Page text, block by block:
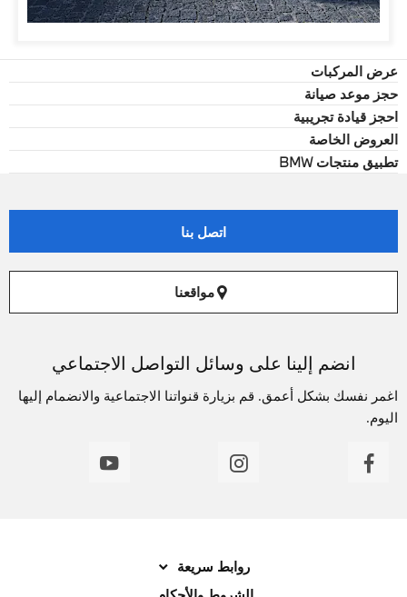
عرض المركبات
حجز موعد صيانة
احجز قيادة تجريبية
العروض الخاصة
تطبيق منتجات BMW
اتصل بنا
مواقعنا
انضم إلينا على وسائل التواصل الاجتماعي
اغمر نفسك بشكل أعمق. قم بزيارة قنواتنا الاجتماعية والانضمام إليها
اليوم.
روابط سريعة